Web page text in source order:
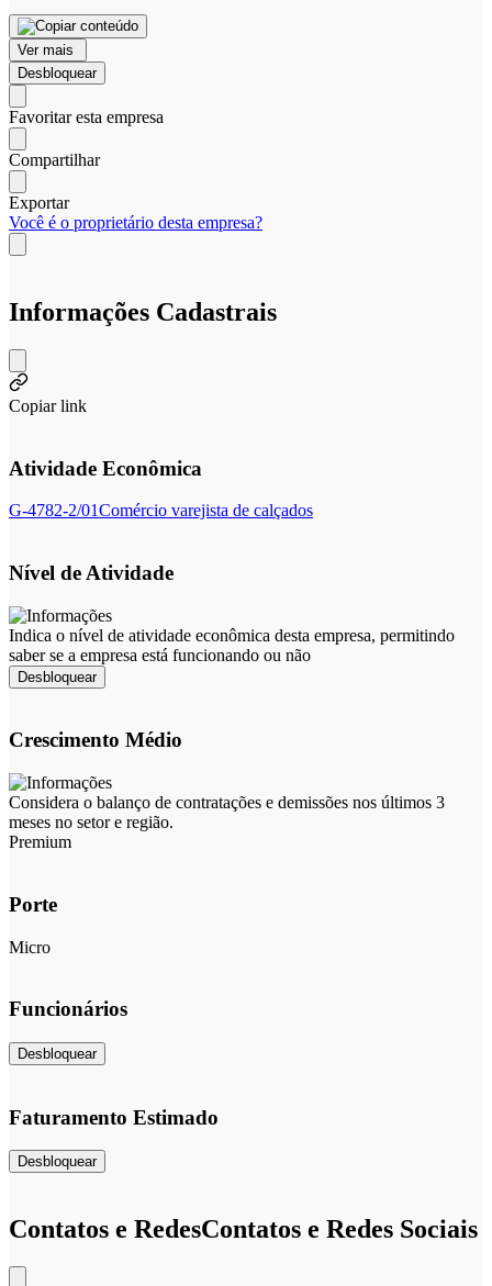
Ver mais
Desbloquear
Favoritar esta empresa
Compartilhar
Exportar
Você é o proprietário desta empresa?
Informações Cadastrais
Copiar link
Atividade Econômica
G-4782-2/01Comércio varejista de calçados
Nível de Atividade
Indica o nível de atividade econômica desta empresa, permitindo
saber se a empresa está funcionando ou não
Desbloquear
Crescimento Médio
Considera o balanço de contratações e demissões nos últimos 3
meses no setor e região.
Premium
Porte
Micro
Funcionários
Desbloquear
Faturamento Estimado
Desbloquear
Contatos e RedesContatos e Redes Sociais